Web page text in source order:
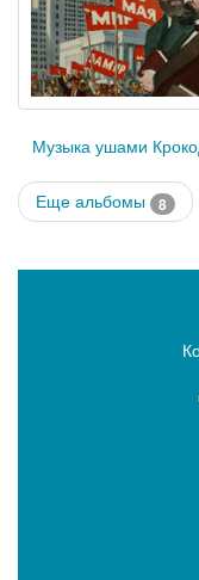
Музыка ушами
Еще альбомы 8